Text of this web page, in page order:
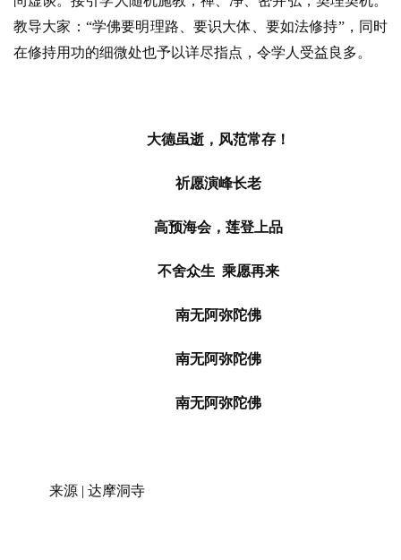
教导大家： “学佛要明理路、要识大体、要如法修持”，同时
在修持用功的细微处也予以详尽指点，令学人受益良多。
大德虽逝，风范常存！
祈愿演峰长老
高预海会，莲登上品
不舍众生 乘愿再来
南无阿弥陀佛
南无阿弥陀佛
南无阿弥陀佛
来源 | 达摩洞寺